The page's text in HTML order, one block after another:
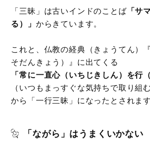
「三昧」は古いインドのことば 「サ
る）」 からきています。
これと、仏教の経典（きょうてん）
そだんきょう）』に出てくる
「常に一直心（いちじきしん）を行
（いつもまっすぐな気持ちで取り組む
から「一行三昧」になったとされます
「ながら」はうまくいかない